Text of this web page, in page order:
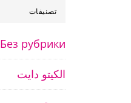
تصنيفات
Без рубрики
الكيتو دايت